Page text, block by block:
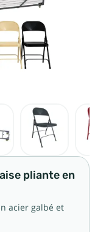
pliante en
acier galbé et